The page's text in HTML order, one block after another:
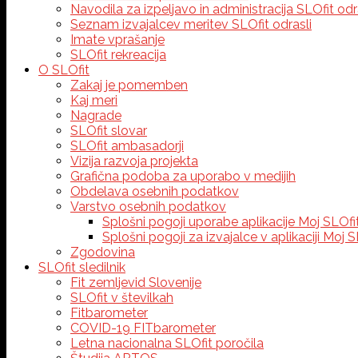
Navodila za izpeljavo in administracija SLOfit
Seznam izvajalcev meritev SLOfit odrasli
Imate vprašanje
SLOfit rekreacija
O SLOfit
Zakaj je pomemben
Kaj meri
Nagrade
SLOfit slovar
SLOfit ambasadorji
Vizija razvoja projekta
Grafična podoba za uporabo v medijih
Obdelava osebnih podatkov
Varstvo osebnih podatkov
Splošni pogoji uporabe aplikacije Moj
Splošni pogoji za izvajalce v aplikaciji Moj
Zgodovina
SLOfit sledilnik
Fit zemljevid Slovenije
SLOfit v številkah
Fitbarometer
COVID-19 FITbarometer
Letna nacionalna SLOfit poročila